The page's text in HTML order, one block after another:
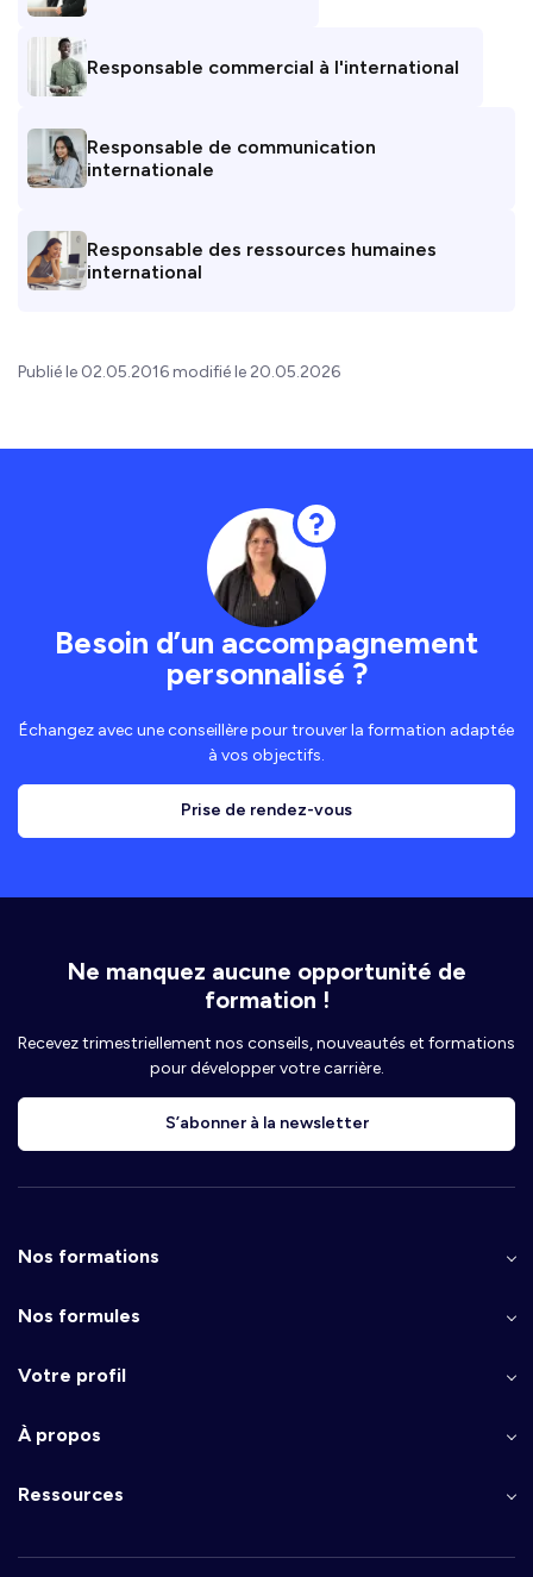
Responsable commercial à l'international
Responsable de communication
internationale
Responsable des ressources humaines
international
Publié le 02.05.2016 modifié le 20.05.2026
Besoin d’un accompagnement
personnalisé ?
Échangez avec une conseillère pour trouver la formation adaptée
à vos objectifs.
Prise de rendez-vous
Ne manquez aucune opportunité de
formation !
Recevez trimestriellement nos conseils, nouveautés et formations
pour développer votre carrière.
S’abonner à la newsletter
Nos formations
Nos formules
Votre profil
À propos
Ressources